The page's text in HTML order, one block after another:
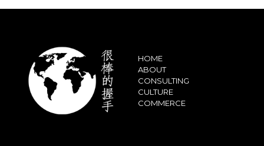
HOME
ABOUT
CONSULTING
CULTURE
COMMERCE